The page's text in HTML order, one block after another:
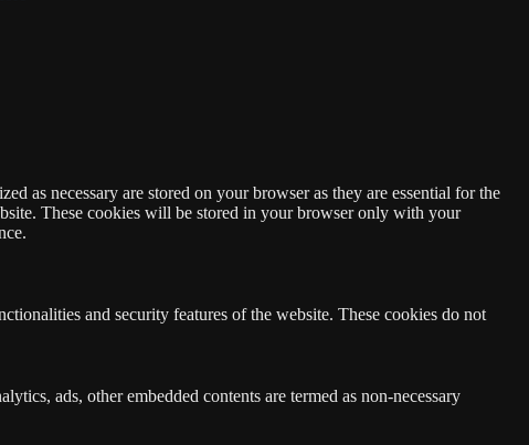
as necessary are stored on your browser as they are essential for the
These cookies will be stored in your browser only with your
and security features of the website. These cookies do not
ads, other embedded contents are termed as non-necessary